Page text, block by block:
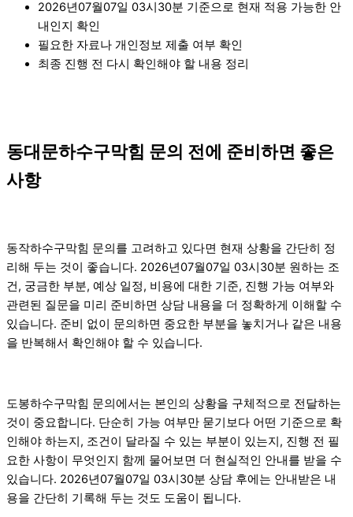
2026년07월07일 03시30분 기준으로 현재 적용 가능한 안
내인지 확인
필요한 자료나 개인정보 제출 여부 확인
최종 진행 전 다시 확인해야 할 내용 정리
동대문하수구막힘 문의 전에 준비하면 좋은
사항
동작하수구막힘 문의를 고려하고 있다면 현재 상황을 간단히 정
리해 두는 것이 좋습니다. 2026년07월07일 03시30분 원하는 조
건, 궁금한 부분, 예상 일정, 비용에 대한 기준, 진행 가능 여부와
관련된 질문을 미리 준비하면 상담 내용을 더 정확하게 이해할 수
있습니다. 준비 없이 문의하면 중요한 부분을 놓치거나 같은 내용
을 반복해서 확인해야 할 수 있습니다.
도봉하수구막힘 문의에서는 본인의 상황을 구체적으로 전달하는
것이 중요합니다. 단순히 가능 여부만 묻기보다 어떤 기준으로 확
인해야 하는지, 조건이 달라질 수 있는 부분이 있는지, 진행 전 필
요한 사항이 무엇인지 함께 물어보면 더 현실적인 안내를 받을 수
있습니다. 2026년07월07일 03시30분 상담 후에는 안내받은 내
용을 간단히 기록해 두는 것도 도움이 됩니다.